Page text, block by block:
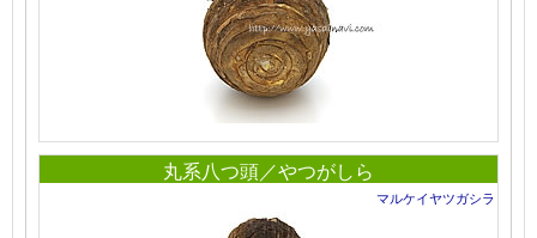
丸系八つ頭／やつがしら
マルケイヤツガシラ